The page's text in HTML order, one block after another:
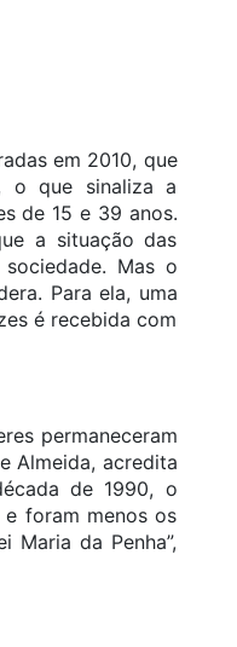
em 2010, que
o que sinaliza a
de 15 e 39 anos.
a situação das
Mas o
Para ela, uma
é recebida com
permaneceram
Almeida, acredita
de 1990, o
foram menos os
da Penha”,